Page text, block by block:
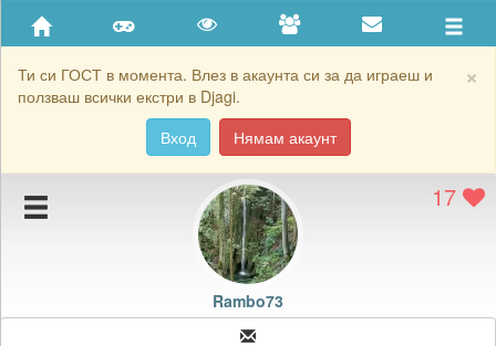
×
Ти си ГОСТ в момента. Влез в акаунта си за да играеш и
ползваш всички екстри в Djagi.
Вход
Нямам акаунт
Приятели
Хронология на игри
Подаръците на Rambo73
Картичките на Rambo73
17
Rambo73